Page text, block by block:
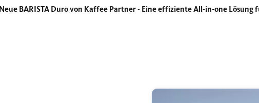
Neue BARISTA Duro von Kaffee Partner - Eine effiziente All-in-one